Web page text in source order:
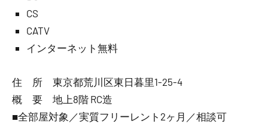
CS
CATV
インターネット無料
住 所 東京都荒川区東日暮里1-25-4
概 要 地上8階 RC造
■全部屋対象／実質フリーレント2ヶ月／相談可